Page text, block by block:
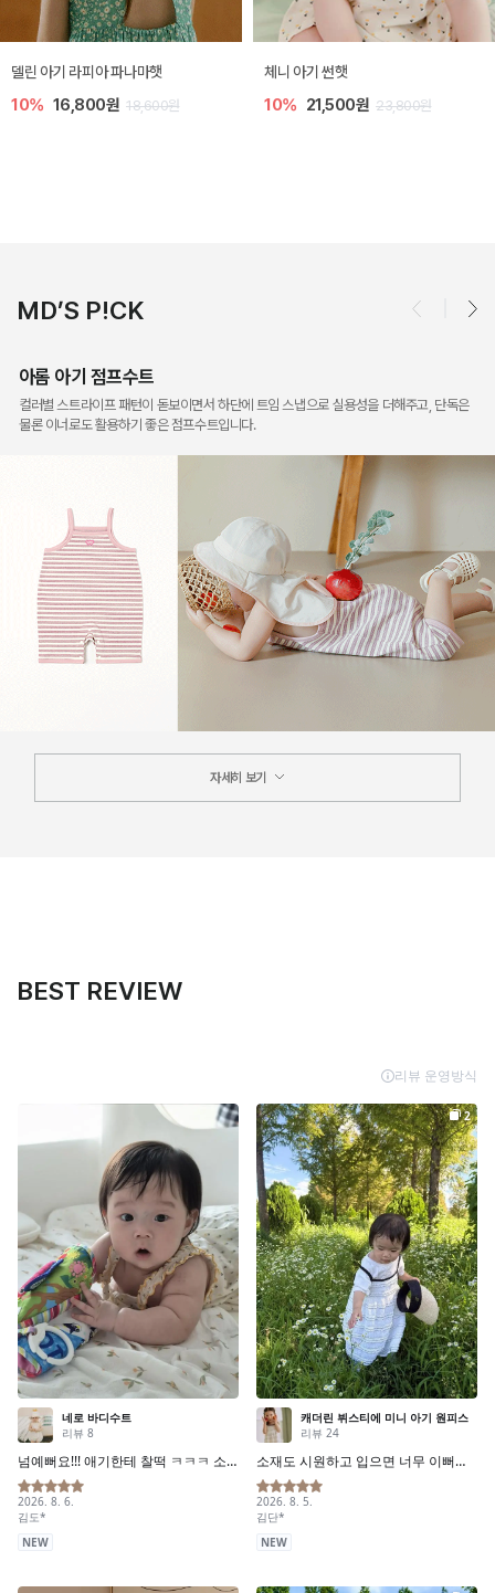
[SIZE ~6Y] 슈미 가디건
5% 17,100원 18,000원
[SIZE ~6Y] 마인 니트 가디건
10% 26,100원 29,000원
MD’S P!CK
아롬 아기 점프수트
컬러별 스트라이프 패턴이 돋보이면서 하단에 트임 스냅으로 실용성을 더해주고, 단독은
물론 이너로도 활용하기 좋은 점프수트입니다.
자세히 보기
BEST REVIEW